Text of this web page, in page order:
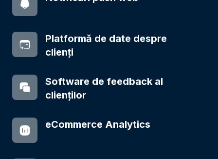
Platformă de date despre
clienți
Software de feedback al
clienților
eCommerce Analytics